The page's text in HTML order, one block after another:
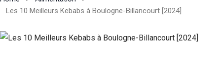
Les 10 Meilleurs Kebabs à Boulogne-Billancourt [2024]